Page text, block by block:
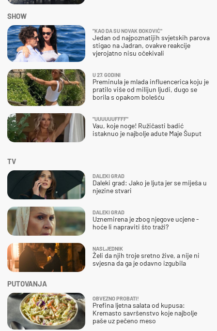
SHOW
"KAO DA SU NOVAK ĐOKOVIĆ"
Jedan od najpoznatijih svjetskih parova
stigao na Jadran, ovakve reakcije
vjerojatno nisu očekivali
U 27. GODINI
Preminula je mlada influencerica koju je
pratilo više od milijun ljudi, dugo se
borila s opakom bolešću
"UUUUUUFFFF"
Vau, koje noge! Ružičasti badić
istaknuo je najbolje adute Maje Šuput
TV
DALEKI GRAD
Daleki grad: Jako je ljuta jer se miješa u
njezine stvari
DALEKI GRAD
Uznemirena je zbog njegove ucjene -
hoće li napraviti što traži?
NASLJEDNIK
Želi da njih troje sretno žive, a nije ni
svjesna da ga je odavno izgubila
PUTOVANJA
OBVEZNO PROBATI!
Prefina ljetna salata od kupusa:
Kremasto savršenstvo koje najbolje
paše uz pečeno meso